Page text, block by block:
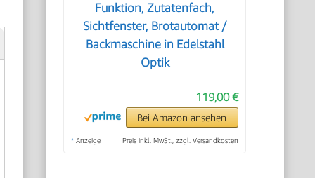
Funktion, Zutatenfach,
Sichtfenster, Brotautomat /
Backmaschine in Edelstahl
Optik
119,00 €
Bei Amazon ansehen
* Anzeige Preis inkl. MwSt., zzgl. Versandkosten